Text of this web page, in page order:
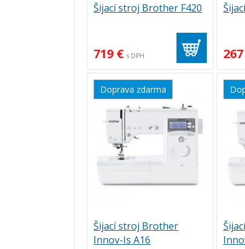
Šijací stroj Brother F420
719 € s DPH
Doprava zdarma
Šijací stroj Brother
Innov-Is A16